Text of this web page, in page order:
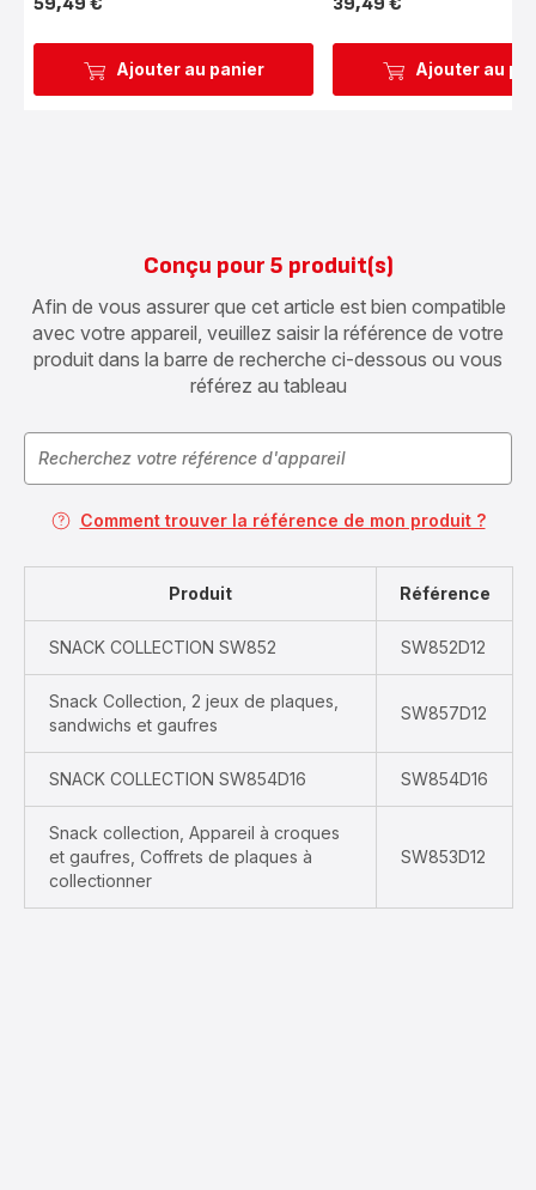
Ajouter au panier
Prix
Ajouter au
Prix
Conçu pour 5 produit(s)
Afin de vous assurer que cet article est bien compatible
avec votre appareil, veuillez saisir la référence de votre
produit dans la barre de recherche ci-dessous ou vous
référez au tableau
Comment trouver la référence de mon produit ?
Produit Référence
SNACK COLLECTION SW852 SW852D12
Snack Collection, 2 jeux de plaques,
sandwichs et gaufres
SW857D12
SNACK COLLECTION SW854D16 SW854D16
Snack collection, Appareil à croques
et gaufres, Coffrets de plaques à
collectionner
SW853D12